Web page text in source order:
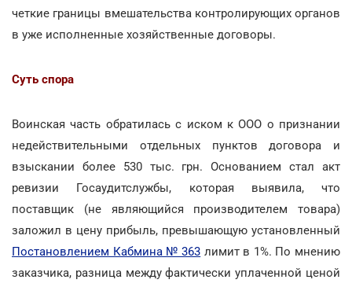
четкие границы вмешательства контролирующих органов
в уже исполненные хозяйственные договоры.
Суть спора
Воинская часть обратилась с иском к ООО о признании
недействительными отдельных пунктов договора и
взыскании более 530 тыс. грн. Основанием стал акт
ревизии Госаудитслужбы, которая выявила, что
поставщик (не являющийся производителем товара)
заложил в цену прибыль, превышающую установленный
Постановлением Кабмина № 363 лимит в 1%. По мнению
заказчика, разница между фактически уплаченной ценой